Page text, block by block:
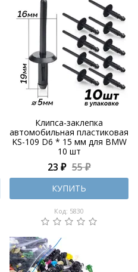
Клипса-заклепка
автомобильная пластиковая
KS-109 D6 * 15 мм для BMW
10 шт
23 ₽ 55 ₽
КУПИТЬ
Код: 5830